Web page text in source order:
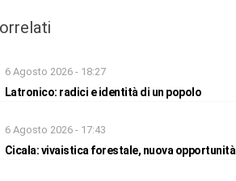
6 Agosto 2026 - 18:27
Latronico: radici e identità di un popolo
6 Agosto 2026 - 17:43
Cicala: vivaistica forestale, nuova opportunità